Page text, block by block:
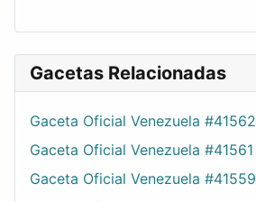
Gacetas Relacionadas
Gaceta Oficial Venezuela #41562
Gaceta Oficial Venezuela #41561
Gaceta Oficial Venezuela #41559